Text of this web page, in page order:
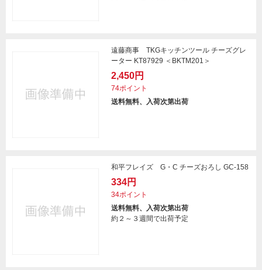
遠藤商事 TKGキッチンツール チーズグレ
ーター KT87929 ＜BKTM201＞
2,450円
74ポイント
送料無料、入荷次第出荷
和平フレイズ G・C チーズおろし GC-158
334円
34ポイント
送料無料、入荷次第出荷
約２～３週間で出荷予定